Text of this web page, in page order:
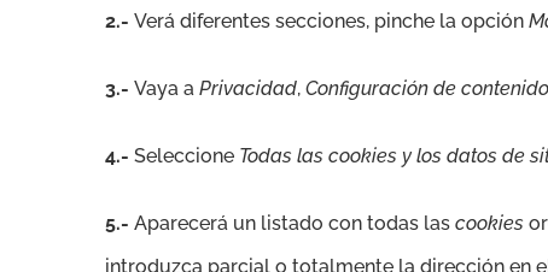
2.- Verá diferentes secciones, pinche la opción
3.- Vaya a Privacidad, Configuración de contenido
4.- Seleccione Todas las cookies y los datos de
5.- Aparecerá un listado con todas las cookies
introduzca parcial o totalmente la dirección en